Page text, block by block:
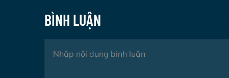
BÌNH LUẬN